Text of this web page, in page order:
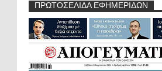
ΠΡΩΤΟΣΕΛΙΔΑ ΕΦΗΜΕΡΙΔΩΝ